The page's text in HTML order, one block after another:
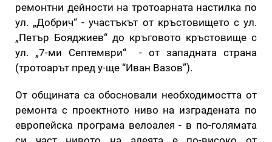
ремонтни дейности на тротоарната настилка по
ул. „Добрич“ - участъкът от кръстовището с ул.
„Петър Бояджиев“ до кръговото кръстовище с
ул. „7-ми Септември“ - от западната страна
(тротоарът пред у-ще “Иван Вазов”).
От общината са обосновали необходимостта от
ремонта с проектното ниво на изградената по
европейска програма велоалея - в по-голямата